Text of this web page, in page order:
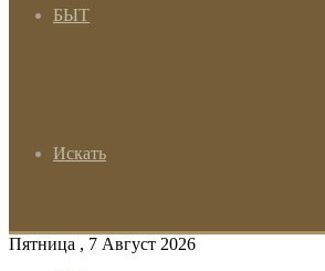
БЫТ
Искать
Пятница , 7 Август 2026